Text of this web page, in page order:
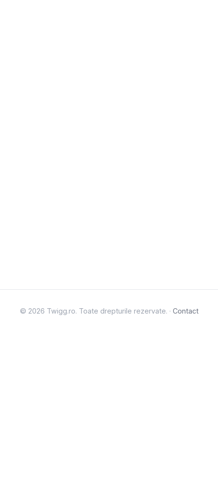
© 2026 Twigg.ro. Toate drepturile rezervate. · Contact